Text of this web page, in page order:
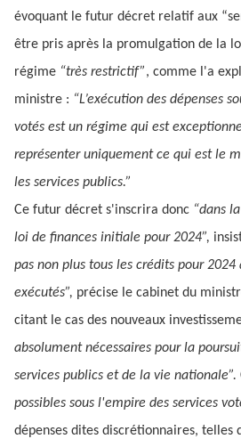
évoquant le futur décret relatif aux
être pris après la promulgation de la
régime “très restrictif”, comme l'a
ministre : “L’exécution des dépenses
votés est un régime qui est
représenter uniquement ce qui est le
les services publics.”
Ce futur décret s'inscrira donc “dans
loi de finances initiale pour 2024”,
pas non plus tous les crédits pour
exécutés”, précise le cabinet du
citant le cas des nouveaux
absolument nécessaires pour la
services publics et de la vie nationale”.
possibles sous l'empire des services
dépenses dites discrétionnaires, telles